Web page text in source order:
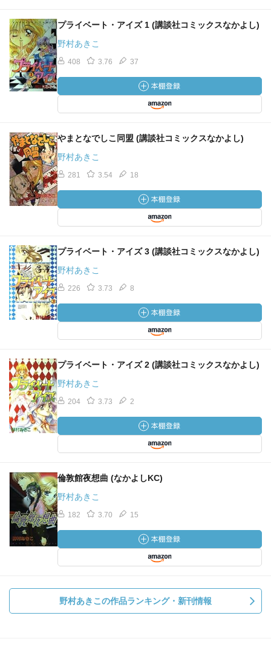
プライベート・アイズ 1 (講談社コミックスなかよし)
野村あきこ
408 3.76 37
やまとなでしこ同盟 (講談社コミックスなかよし)
野村あきこ
281 3.54 18
プライベート・アイズ 3 (講談社コミックスなかよし)
野村あきこ
226 3.73 8
プライベート・アイズ 2 (講談社コミックスなかよし)
野村あきこ
204 3.73 2
倫敦館夜想曲 (なかよしKC)
野村あきこ
182 3.70 15
野村あきこの作品ランキング・新刊情報